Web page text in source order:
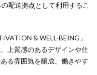
配送拠点として利用するこ
& WELL-BEING」
上質感のあるデザインや仕
る雰囲気を醸成、働きやす